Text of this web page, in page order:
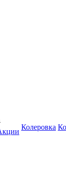
Колеровка